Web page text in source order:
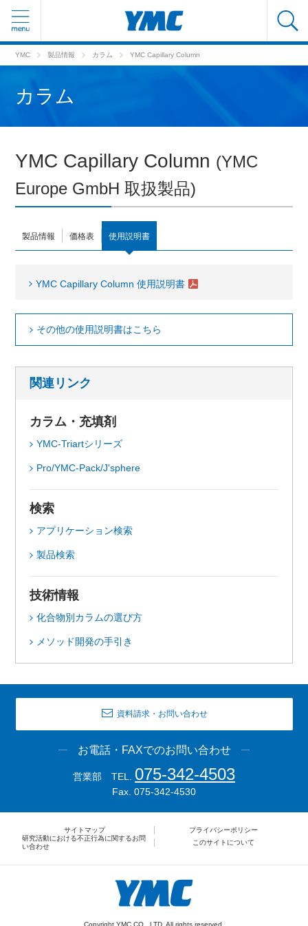
YMC 製品情報 カラム YMC Capillary Column
カラム
YMC Capillary Column (YMC
Europe GmbH 取扱製品)
製品情報 価格表 使用説明書
YMC Capillary Column 使用説明書
その他の使用説明書はこちら
関連リンク
カラム・充填剤
YMC-Triartシリーズ
Pro/YMC-Pack/J'sphere
検索
アプリケーション検索
製品検索
技術情報
化合物別カラムの選び方
メソッド開発の手引き
資料請求・お問い合わせ
お電話・FAXでのお問い合わせ
営業部 TEL. 075-342-4503
Fax. 075-342-4530
サイトマップ
プライバシーポリシー
研究活動における不正行為に関するお問
い合わせ
このサイトについて
Copyright YMC CO., LTD. All rights reserved.